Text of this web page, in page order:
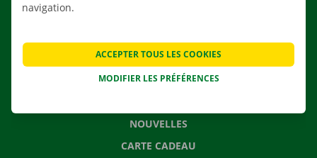
CONTACTEZ NOUS
NOUVELLES
CARTE CADEAU
navigation.
MODIFIER LES PRÉFÉRENCES
ACCEPTER TOUS LES COOKIES